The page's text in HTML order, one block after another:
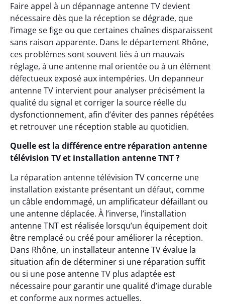
Faire appel à un dépannage antenne TV devient
nécessaire dès que la réception se dégrade, que
l’image se fige ou que certaines chaînes disparaissent
sans raison apparente. Dans le département Rhône,
ces problèmes sont souvent liés à un mauvais
réglage, à une antenne mal orientée ou à un élément
défectueux exposé aux intempéries. Un depanneur
antenne TV intervient pour analyser précisément la
qualité du signal et corriger la source réelle du
dysfonctionnement, afin d’éviter des pannes répétées
et retrouver une réception stable au quotidien.
Quelle est la différence entre réparation antenne
télévision TV et installation antenne TNT ?
La réparation antenne télévision TV concerne une
installation existante présentant un défaut, comme
un câble endommagé, un amplificateur défaillant ou
une antenne déplacée. À l’inverse, l’installation
antenne TNT est réalisée lorsqu’un équipement doit
être remplacé ou créé pour améliorer la réception.
Dans Rhône, un installateur antenne TV évalue la
situation afin de déterminer si une réparation suffit
ou si une pose antenne TV plus adaptée est
nécessaire pour garantir une qualité d’image durable
et conforme aux normes actuelles.